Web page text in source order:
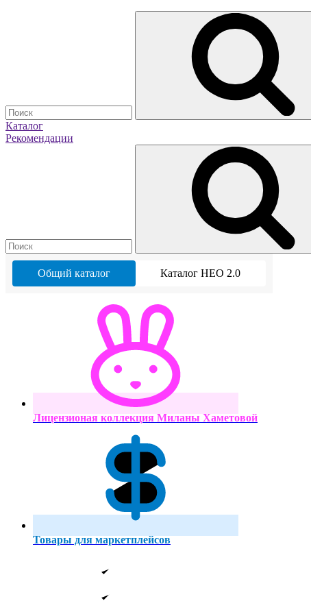
Каталог
Рекомендации
Общий каталог Каталог НЕО 2.0
Лицензионая коллекция Миланы Хаметовой
Товары для маркетплейсов